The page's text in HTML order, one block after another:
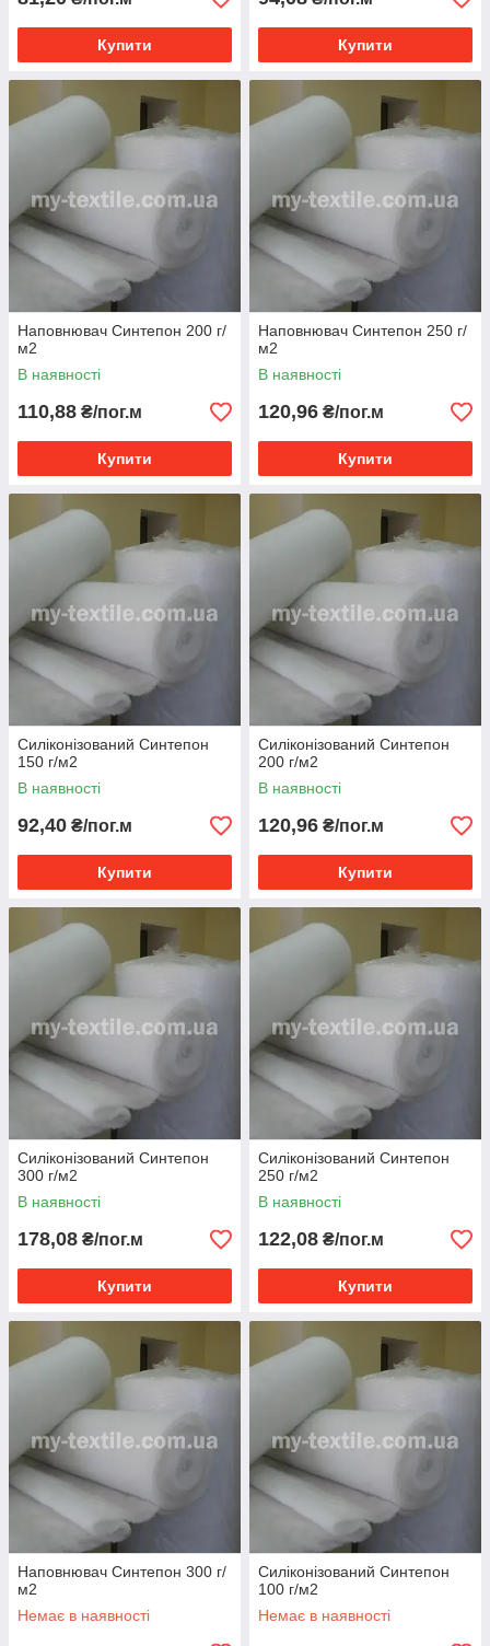
Купити Купити
Наповнювач Синтепон 200 г/
м2
В наявності
110,88 ₴/пог.м
Купити
Наповнювач Синтепон 250 г/
м2
В наявності
120,96 ₴/пог.м
Купити
Силіконізований Синтепон
150 г/м2
В наявності
92,40 ₴/пог.м
Купити
Силіконізований Синтепон
200 г/м2
В наявності
120,96 ₴/пог.м
Купити
Силіконізований Синтепон
300 г/м2
В наявності
178,08 ₴/пог.м
Купити
Силіконізований Синтепон
250 г/м2
В наявності
122,08 ₴/пог.м
Купити
Наповнювач Синтепон 300 г/
м2
Немає в наявності
Силіконізований Синтепон
100 г/м2
Немає в наявності